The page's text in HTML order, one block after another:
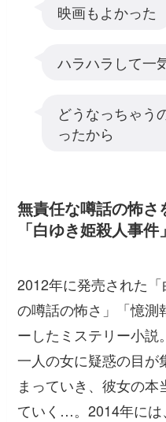
映画もよかった
ハラハラして一
どうなっちゃう
ったから
無責任な噂話の怖
「白ゆき姫殺人事件
2012年に発売された
の噂話の怖さ」「憶測
ーしたミステリー小説
一人の女に疑惑の目が
まっていき、彼女の
ていく…。2014年には